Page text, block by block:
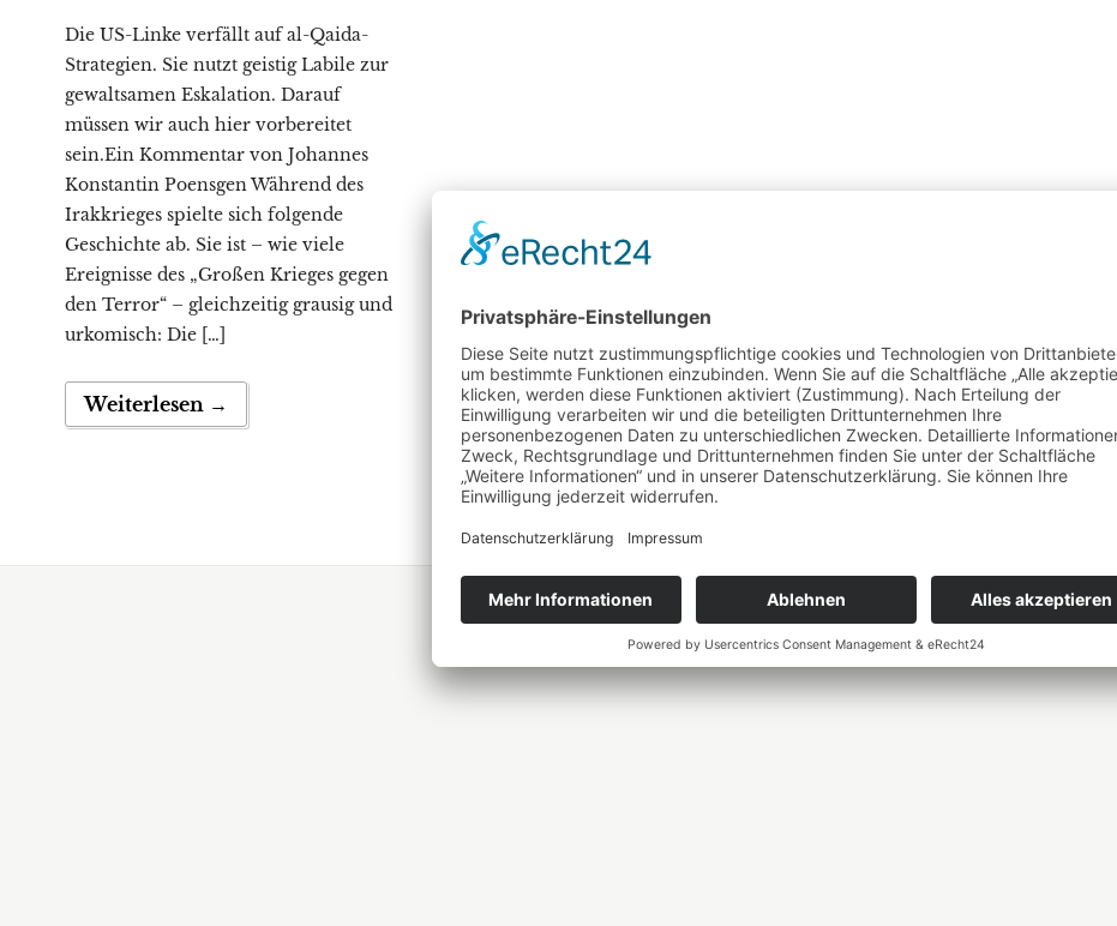
Die US-Linke verfällt auf al-Qaida-
Strategien. Sie nutzt geistig Labile zur
gewaltsamen Eskalation. Darauf
müssen wir auch hier vorbereitet
sein.Ein Kommentar von Johannes
Konstantin Poensgen Während des
Irakkrieges spielte sich folgende
Geschichte ab. Sie ist – wie viele
Ereignisse des „Großen Krieges gegen
den Terror“ – gleichzeitig grausig und
urkomisch: Die […]
Weiterlesen →